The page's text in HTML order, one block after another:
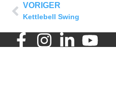
VORIGER
Kettlebell Swing